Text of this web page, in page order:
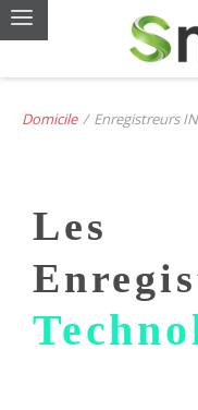
Domicile / Enregistreurs
Les